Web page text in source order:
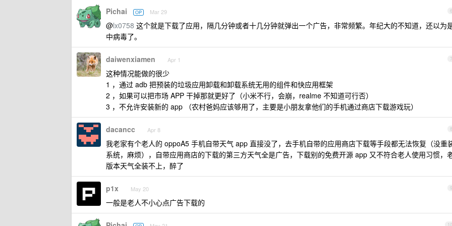
6
Pichai OP Mar 29
@lx0758 这个就是下载了应用，隔几分钟或者十几分钟就弹出一个广告，非常频繁。年纪大的不知道，还以为
中病毒了。
7
daiwenxiamen Apr 1
这种情况能做的很少
1 ，通过 adb 把预装的垃圾应用卸载和卸载系统无用的组件和快应用框架
2 ，如果可以把市场 APP 干掉那就更好了（小米不行，会崩，realme 不知道可行否）
3 ，不允许安装新的 app （农村爸妈应该够用了，主要是小朋友拿他们的手机通过商店下载游戏玩）
8
dacancc Apr 8
我老家有个老人的 oppoA5 手机自带天气 app 直接没了，去手机自带的应用商店下载等手段都无法恢复（没重
系统，麻烦），自带应用商店的下载的第三方天气全是广告，下载别的免费开源 app 又不符合老人使用习惯，
版本天气全装不上，醉了
9
p1x May 20
一般是老人不小心点广告下载的